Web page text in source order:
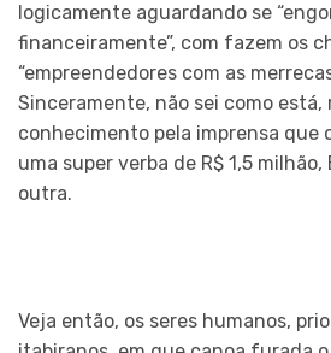
logicamente aguardando se
financeiramente”, com fazem os
“empreendedores com as
Sinceramente, não sei como está,
conhecimento pela imprensa que
uma super verba de R$ 1,5 milhão,
outra.
Veja então, os seres humanos,